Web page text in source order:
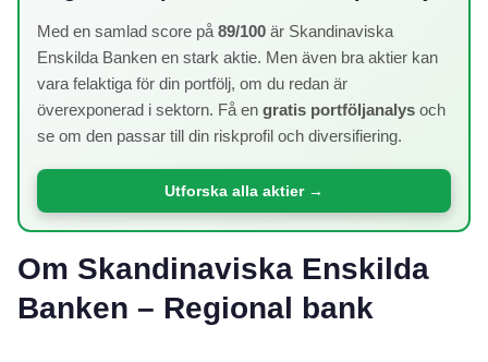
Med en samlad score på 89/100 är Skandinaviska
Enskilda Banken en stark aktie. Men även bra aktier kan
vara felaktiga för din portfölj, om du redan är
överexponerad i sektorn. Få en gratis portföljanalys och
se om den passar till din riskprofil och diversifiering.
Utforska alla aktier →
Om Skandinaviska Enskilda
Banken – Regional bank